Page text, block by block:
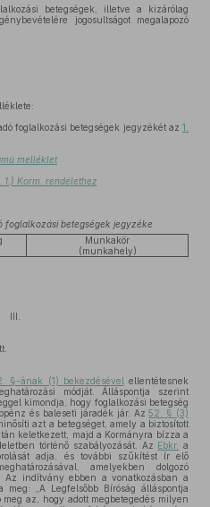
betegségek, illetve a kizárólag
jogosultságot megalapozó
foglalkozási betegségek jegyzékét az 1.
melléklet
1.) Korm. rendelethez
foglalkozási betegségek jegyzéke
Munkakör
(munkahely)
III.
§-ának (1) bekezdésével ellentétesnek
módját. Álláspontja szerint
kimondja, hogy foglalkozási betegség
és baleseti járadék jár. Az52. § (3)
azt a betegséget, amely a biztosított
keletkezett, majd a Kormányra bízza a
történő szabályozását. Az Ebkr. a
adja, és további szűkítést ír elő
amelyekben dolgozó
Az indítvány ebben a vonatkozásban a
meg: „A Legfelsőbb Bíróság álláspontja
az, hogy adott megbetegedés milyen